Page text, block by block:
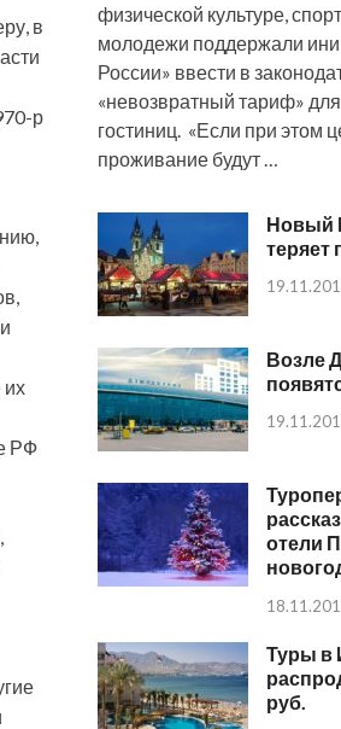
в
р
их
РФ
физической культуре,
молодежи поддержали
России» ввести в
«невозвратный тариф»
гостиниц. «Если при этом
проживание будут …
Новый
теряет
Возле
отели
Туры в
руб.